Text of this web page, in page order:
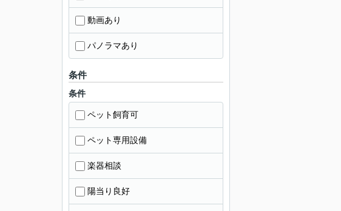
動画あり
パノラマあり
条件
条件
ペット飼育可
ペット専用設備
楽器相談
陽当り良好